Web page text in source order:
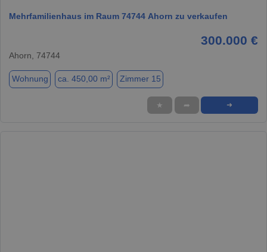
Mehrfamilienhaus im Raum 74744 Ahorn zu verkaufen
300.000 €
Ahorn, 74744
Wohnung ca. 450,00 m² Zimmer 15
★ ➦ ➜